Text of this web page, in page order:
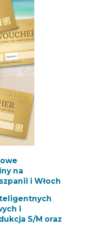
na
i Włoch
i
S/M oraz